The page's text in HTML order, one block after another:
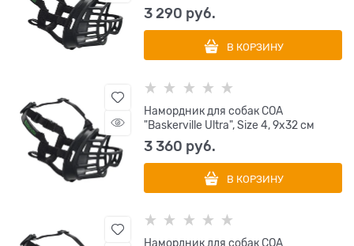
3 290 руб.
В КОРЗИНУ
Намордник для собак COA
"Baskerville Ultra", Size 4, 9х32 см
3 360 руб.
В КОРЗИНУ
Намордник для собак COA